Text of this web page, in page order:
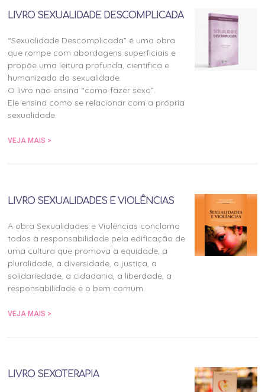
LIVRO SEXUALIDADE DESCOMPLICADA
“Sexualidade Descomplicada” é uma obra
que rompe com abordagens superficiais e
propõe uma leitura profunda, científica e
humanizada da sexualidade.
O livro não ensina “como fazer sexo”.
Ele ensina como se relacionar com a própria
sexualidade.
VEJA MAIS >
LIVRO SEXUALIDADES E VIOLÊNCIAS
A obra Sexualidades e Violências conclama
todos à responsabilidade pela edificação de
uma cultura que promova a equidade, a
pluralidade, a diversidade, a justiça, a
solidariedade, a cidadania, a liberdade, a
responsabilidade e o bem comum.
VEJA MAIS >
LIVRO SEXOTERAPIA